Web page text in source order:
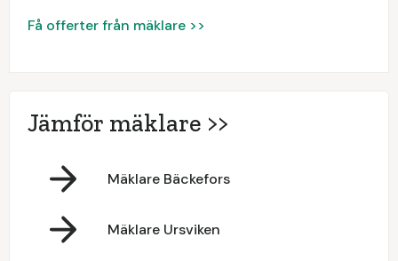
Få offerter från mäklare >>
Jämför mäklare >>
Mäklare Bäckefors
Mäklare Ursviken